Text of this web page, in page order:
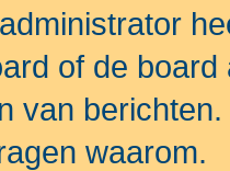
of de
van
waarom.